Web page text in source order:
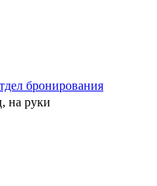
бронирования
на руки